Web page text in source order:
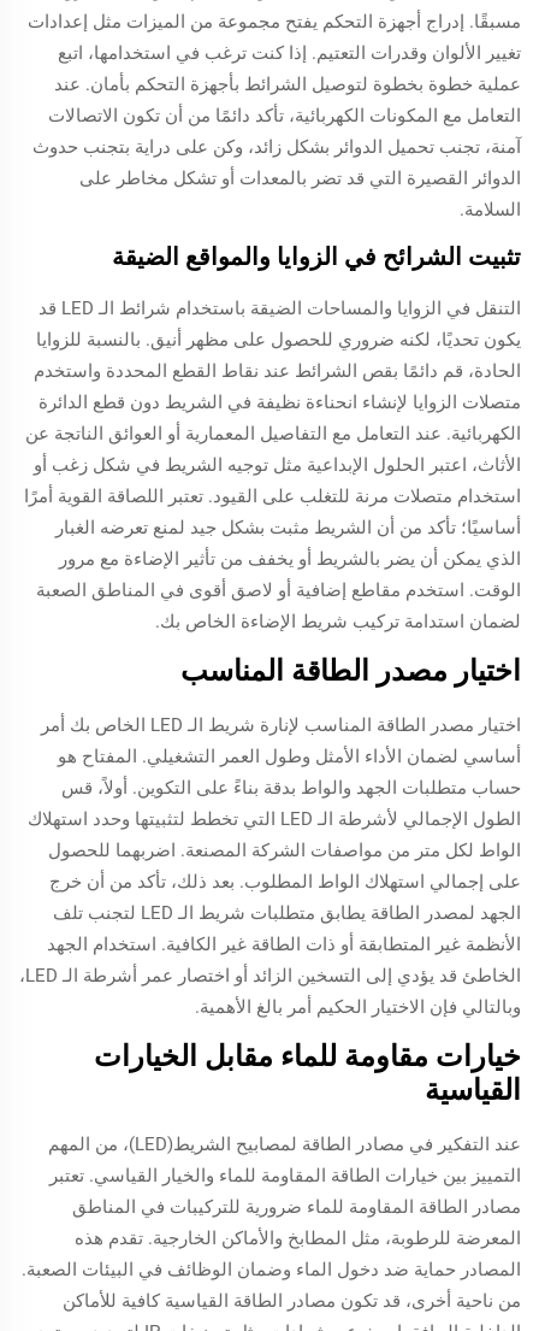
مسبقًا. إدراج أجهزة التحكم يفتح مجموعة من الميزات مثل إعدادات
تغيير الألوان وقدرات التعتيم. إذا كنت ترغب في استخدامها، اتبع
عملية خطوة بخطوة لتوصيل الشرائط بأجهزة التحكم بأمان. عند
التعامل مع المكونات الكهربائية، تأكد دائمًا من أن تكون الاتصالات
آمنة، تجنب تحميل الدوائر بشكل زائد، وكن على دراية بتجنب حدوث
الدوائر القصيرة التي قد تضر بالمعدات أو تشكل مخاطر على
السلامة.
تثبيت الشرائح في الزوايا والمواقع الضيقة
التنقل في الزوايا والمساحات الضيقة باستخدام شرائط الـ LED قد
يكون تحديًا، لكنه ضروري للحصول على مظهر أنيق. بالنسبة للزوايا
الحادة، قم دائمًا بقص الشرائط عند نقاط القطع المحددة واستخدم
متصلات الزوايا لإنشاء انحناءة نظيفة في الشريط دون قطع الدائرة
الكهربائية. عند التعامل مع التفاصيل المعمارية أو العوائق الناتجة عن
الأثاث، اعتبر الحلول الإبداعية مثل توجيه الشريط في شكل زغب أو
استخدام متصلات مرنة للتغلب على القيود. تعتبر اللصاقة القوية أمرًا
أساسيًا؛ تأكد من أن الشريط مثبت بشكل جيد لمنع تعرضه الغبار
الذي يمكن أن يضر بالشريط أو يخفف من تأثير الإضاءة مع مرور
الوقت. استخدم مقاطع إضافية أو لاصق أقوى في المناطق الصعبة
لضمان استدامة تركيب شريط الإضاءة الخاص بك.
اختيار مصدر الطاقة المناسب
اختيار مصدر الطاقة المناسب لإنارة شريط الـ LED الخاص بك أمر
أساسي لضمان الأداء الأمثل وطول العمر التشغيلي. المفتاح هو
حساب متطلبات الجهد والواط بدقة بناءً على التكوين. أولاً، قس
الطول الإجمالي لأشرطة الـ LED التي تخطط لتثبيتها وحدد استهلاك
الواط لكل متر من مواصفات الشركة المصنعة. اضربهما للحصول
على إجمالي استهلاك الواط المطلوب. بعد ذلك، تأكد من أن خرج
الجهد لمصدر الطاقة يطابق متطلبات شريط الـ LED لتجنب تلف
الأنظمة غير المتطابقة أو ذات الطاقة غير الكافية. استخدام الجهد
الخاطئ قد يؤدي إلى التسخين الزائد أو اختصار عمر أشرطة الـ LED،
وبالتالي فإن الاختيار الحكيم أمر بالغ الأهمية.
خيارات مقاومة للماء مقابل الخيارات
القياسية
عند التفكير في مصادر الطاقة لمصابيح الشريط(LED)، من المهم
التمييز بين خيارات الطاقة المقاومة للماء والخيار القياسي. تعتبر
مصادر الطاقة المقاومة للماء ضرورية للتركيبات في المناطق
المعرضة للرطوبة، مثل المطابخ والأماكن الخارجية. تقدم هذه
المصادر حماية ضد دخول الماء وضمان الوظائف في البيئات الصعبة.
من ناحية أخرى، قد تكون مصادر الطاقة القياسية كافية للأماكن